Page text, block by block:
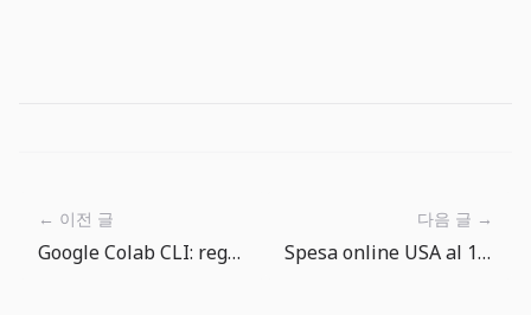
← 이전 글
Google Colab CLI: regole operative prima di dare una GPU agli agenti
다음 글 →
Spesa online USA al 16,9%: la crescita e reale, ma va tolta l’illusione dei prezzi